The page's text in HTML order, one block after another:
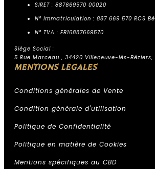
SIRET : 887669570 00020
N° Immatriculation : 887 669 570 RCS
N° TVA : FR16887669570
Siège Social :
5 Rue Marceau , 34420 Villeneuve-lès-Béziers,
MENTIONS LÉGALES
Conditions générales de Vente
Condition générale d'utilisation
Politique de Confidentialité
Politique en matière de Cookies
Mentions spécifiques au CBD
Assistant Kali Kana